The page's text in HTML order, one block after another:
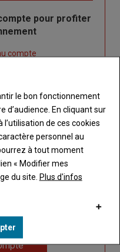
pour profiter
compte
et créez votre
Caracterres.
le bon fonctionnement
d’audience. En cliquant sur
de ces cookies
personnel au
à tout moment
« Modifier mes
du site. Plus d'infos